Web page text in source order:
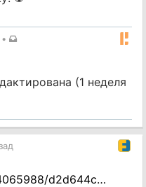
•
(1 неделя
d2d644c…